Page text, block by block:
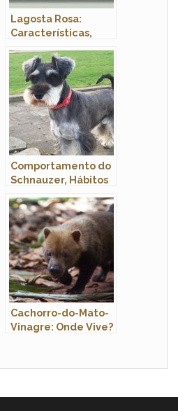
Lagosta Rosa:
Características,
Científico
Comportamento do
Schnauzer, Hábitos
Cachorro-do-Mato-
Vinagre: Onde Vive?